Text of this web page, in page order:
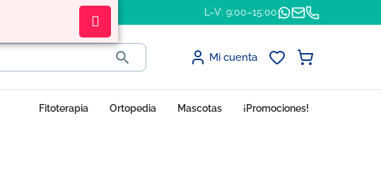
L–V: 9:00–15:00
 Mi cuenta
Fitoterapia Ortopedia Mascotas ¡Promociones!